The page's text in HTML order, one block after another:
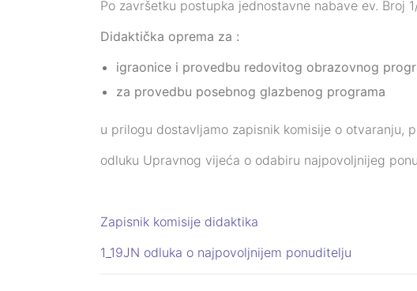
Po završetku postupka jednostavne nabave ev. Broj
Didaktička oprema za :
igraonice i provedbu redovitog obrazovnog
za provedbu posebnog glazbenog programa
u prilogu dostavljamo zapisnik komisije o otvaranju,
odluku Upravnog vijeća o odabiru najpovoljnijeg
Zapisnik komisije didaktika
1_19JN odluka o najpovoljnijem ponuditelju